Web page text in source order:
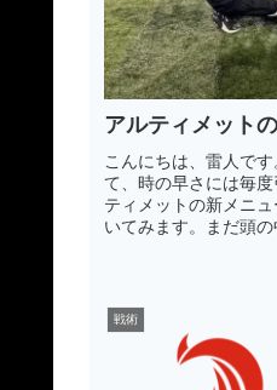
アルティメット
こんにちは、雷人で
て、時の早さには毎
ティメットの新メニ
いてみます。まだ頭
戦術